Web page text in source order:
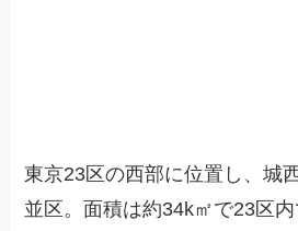
東京23区の西部に位置し、城
並区。面積は約34k㎡で23区